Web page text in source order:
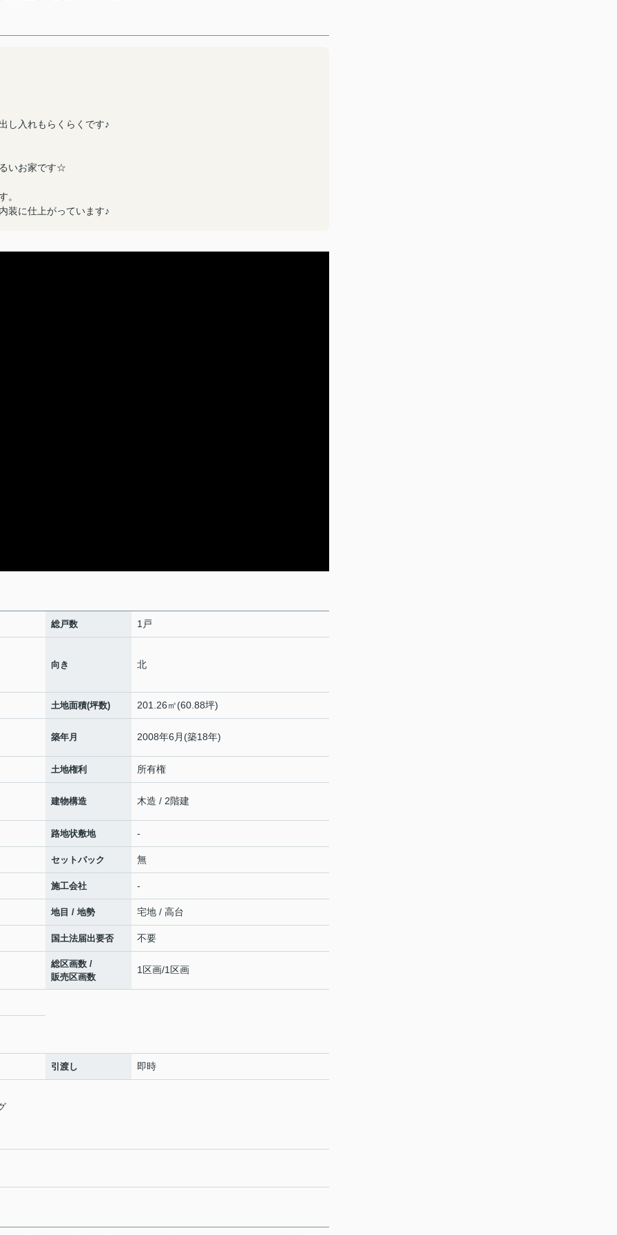
し入れもらくらくです♪
いお家です☆
。
装に仕上がっています♪
総戸数 1戸
向き 北
土地面積(坪数) 201.26㎡(60.88坪)
築年月 2008年6月(築18年)
土地権利 所有権
建物構造 木造 / 2階建
路地状敷地 -
セットバック 無
施工会社 -
地目 / 地勢 宅地 / 高台
国土法届出要否 不要
総区画数 /
販売区画数
1区画/1区画
引渡し 即時